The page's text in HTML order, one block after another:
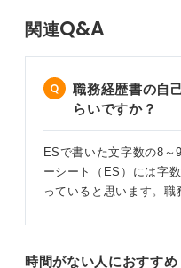
関連Q&A
職務経歴書の自
らいですか？
ESで書いた文字数の8
ーシート（ES）には字
っていると思います。
時間がない人におすすめ